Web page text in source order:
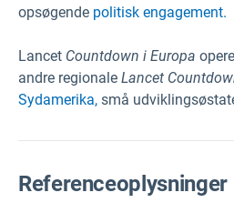
opsøgende politisk engagement.
Lancet Countdown i Europa
andre regionale Lancet
Sydamerika, små
Referenceoplysninger